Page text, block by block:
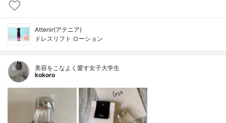
Attenir(アテニア)
ドレスリフト ローション
美容をこなよく愛す女子大学生
kokoro